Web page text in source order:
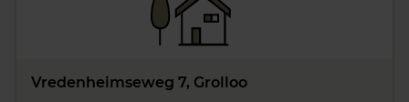
Vredenheimseweg 7, Grolloo